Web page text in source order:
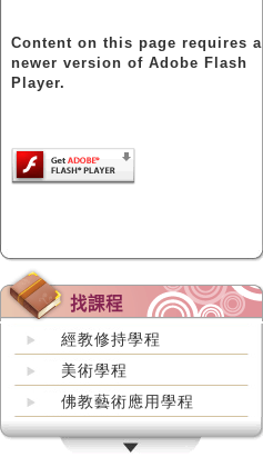
Content on this page requires a
newer version of Adobe Flash
Player.
經教修持學程
美術學程
佛教藝術應用學程